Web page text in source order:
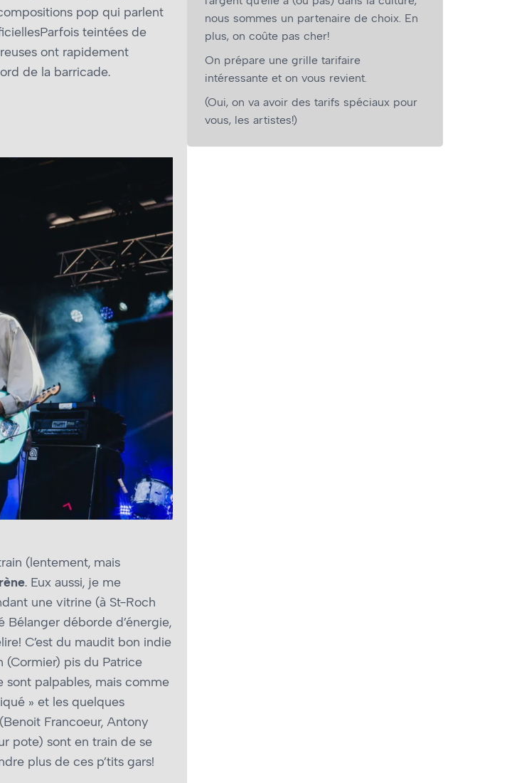
pop qui parlent
teintées de
ont rapidement
de la barricade.
(lentement, mais
. Eux aussi, je me
une vitrine (à St-Roch
déborde d’énergie,
C’est du maudit bon indie
(Cormier) pis du Patrice
sont palpables, mais comme
» et les quelques
Francoeur, Antony
pote) sont en train de se
plus de ces p’tits gars!
nous sommes un partenaire de choix. En
plus, on coûte pas cher!
On prépare une grille tarifaire
intéressante et on vous revient.
(Oui, on va avoir des tarifs spéciaux pour
vous, les artistes!)